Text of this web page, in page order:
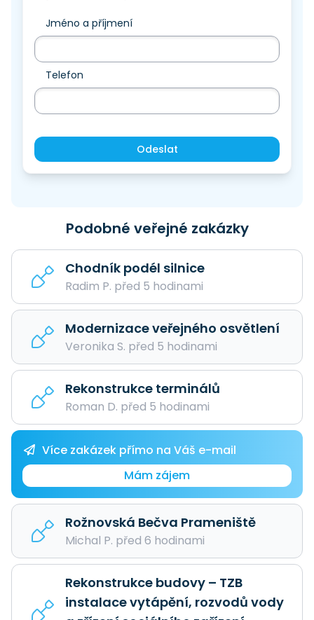
Jméno a příjmení
Telefon
Odeslat
Podobné veřejné zakázky
Chodník podél silnice
Radim P. před 5 hodinami
Modernizace veřejného osvětlení
Veronika S. před 5 hodinami
Rekonstrukce terminálů
Roman D. před 5 hodinami
Více zakázek přímo na Váš e-mail
Mám zájem
Rožnovská Bečva Prameniště
Michal P. před 6 hodinami
Rekonstrukce budovy – TZB
instalace vytápění, rozvodů vody